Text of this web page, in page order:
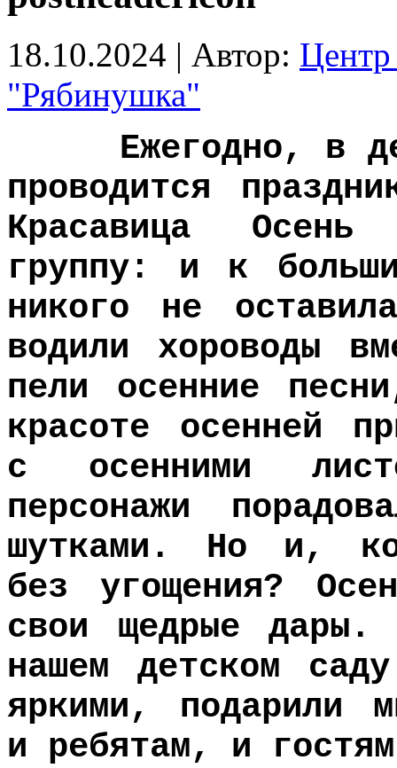
18.10.2024 | Автор: Центр
"Рябинушка"
Ежегодно, в
проводится
Красавица
группу: и к
никого не
водили хороводы
пели осенние
красоте осенней
с осенними
персонажи
шутками. Но и,
без угощения?
свои щедрые
нашем детском
яркими, подарили
и ребятам, и